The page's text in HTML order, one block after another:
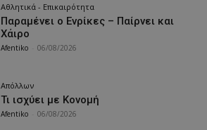
Αθλητικά - Επικαιρότητα
Παραμένει ο Ενρίκες – Παίρνει και
Χάιρο
Afentiko 06/08/2026
Απόλλων
Τι ισχύει με Κονομή
Afentiko 06/08/2026